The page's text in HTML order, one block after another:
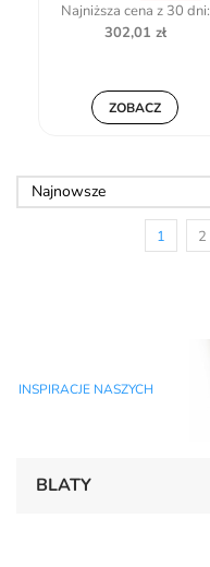
BLATY
Najniższa cena z 30 dni:
302,01 zł
ZOBACZ
Najnowsze
1 2
INSPIRACJE NASZYCH